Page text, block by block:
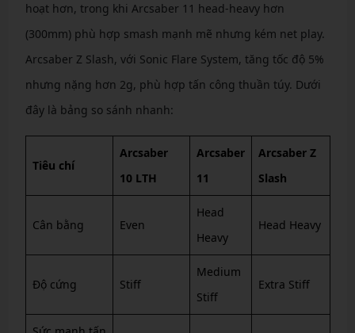
hoạt hơn, trong khi Arcsaber 11 head-heavy hơn
(300mm) phù hợp smash mạnh mẽ nhưng kém net play.
Arcsaber Z Slash, với Sonic Flare System, tăng tốc độ 5%
nhưng nặng hơn 2g, phù hợp tấn công thuần túy. Dưới
đây là bảng so sánh nhanh:
Tiêu chí
Arcsaber
10 LTH
Arcsaber
11
Arcsaber Z
Slash
Cân bằng Even
Head
Heavy
Head Heavy
Độ cứng Stiff
Medium
Stiff
Extra Stiff